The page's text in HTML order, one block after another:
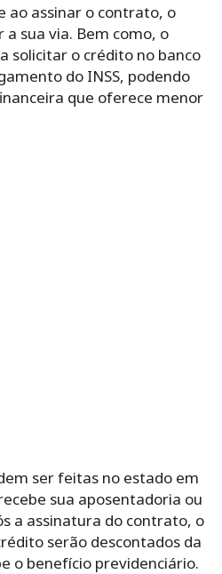
ao assinar o contrato, o
sua via. Bem como, o
solicitar o crédito no banco
do INSS, podendo
que oferece menor
ser feitas no estado em
sua aposentadoria ou
a assinatura do contrato, o
serão descontados da
o benefício previdenciário.